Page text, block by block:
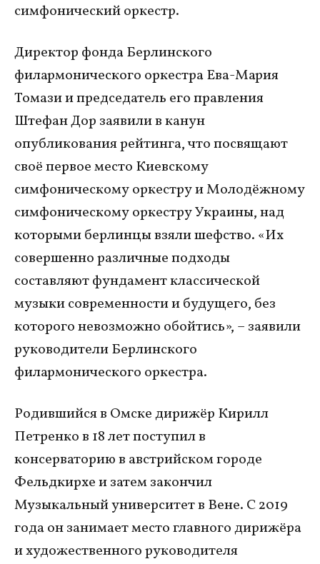
симфонический оркестр.
Директор фонда Берлинского
филармонического оркестра Ева-Мария
Томази и председатель его правления
Штефан Дор заявили в канун
опубликования рейтинга, что посвящают
своё первое место Киевскому
симфоническому оркестру и Молодёжному
симфоническому оркестру Украины, над
которыми берлинцы взяли шефство. «Их
совершенно различные подходы
составляют фундамент классической
музыки современности и будущего, без
которого невозможно обойтись», – заявили
руководители Берлинского
филармонического оркестра.
Родившийся в Омске дирижёр Кирилл
Петренко в 18 лет поступил в
консерваторию в австрийском городе
Фельдкирхе и затем закончил
Музыкальный университет в Вене. С 2019
года он занимает место главного дирижёра
и художественного руководителя